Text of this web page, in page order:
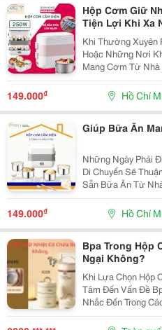
Hộp Cơm Giữ
Tiện Lợi Khi Xa
Khi Thường Xuyên
Hoặc Những Nơi
Mang Cơm Từ
Cơm Giữ Nhiệt
Gàng Và Dễ Dàng
149.000₫ Hồ Chí
Giúp Bữa Ăn
Những Ngày Phải
Di Chuyển Sẽ
Sẵn Bữa Ăn Từ
Cơm Và Thức Ăn
Hợp Với Nhiều Nhu Cầu Sử
149.000₫ Hồ Chí
Bpa Trong Hộp
Ngại Không?
Khi Lựa Chọn Hộp
Tâm Đến Vấn Đề
Nhắc Đến Trong
Phẩm. Vậy Hộp
Cần Lưu Ý Gì Khi Sử Dụng? 1. Bpa